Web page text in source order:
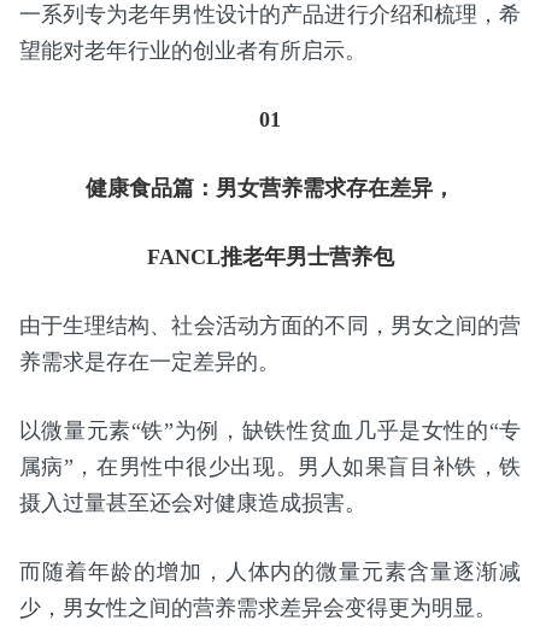
一系列专为老年男性设计的产品进行介绍和梳理，希
望能对老年行业的创业者有所启示。
01
健康食品篇：男女营养需求存在差异，
FANCL推老年男士营养包
由于生理结构、社会活动方面的不同，男女之间的营
养需求是存在一定差异的。
以微量元素“铁”为例，缺铁性贫血几乎是女性的“专
属病”，在男性中很少出现。男人如果盲目补铁，铁
摄入过量甚至还会对健康造成损害。
而随着年龄的增加，人体内的微量元素含量逐渐减
少，男女性之间的营养需求差异会变得更为明显。